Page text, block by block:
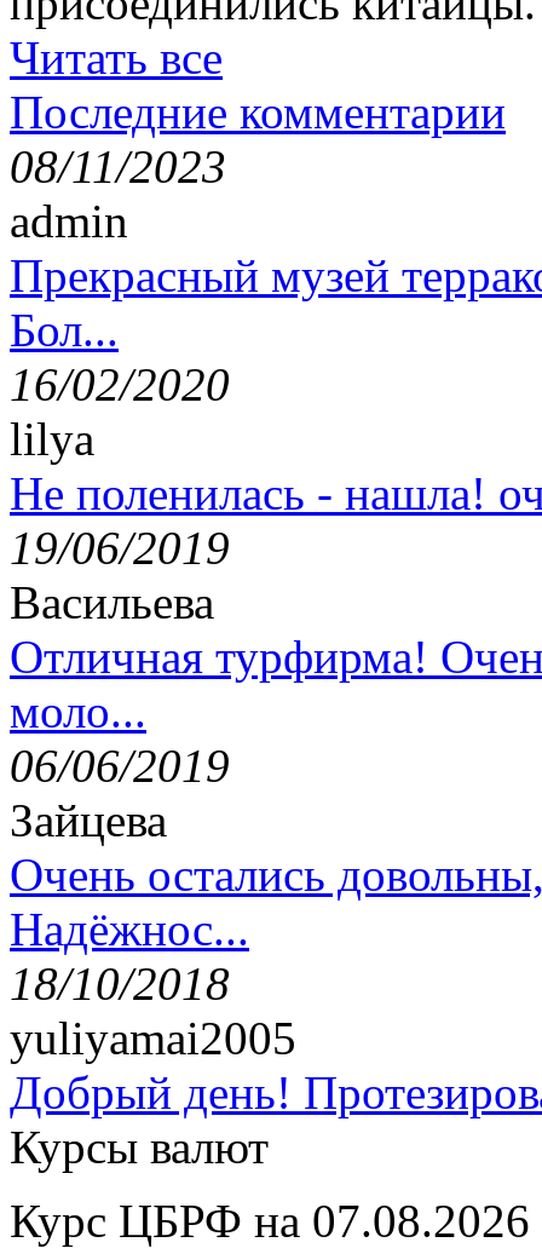
Читать все
Последние комментарии
08/11/2023
admin
Прекрасный музей
Бол...
16/02/2020
lilya
Не поленилась - нашла!
19/06/2019
Васильева
Отличная турфирма!
моло...
06/06/2019
Зайцева
Очень остались
Надёжнос...
18/10/2018
yuliyamai2005
Добрый день!
Курсы валют
Курс ЦБРФ на 07.08.2026